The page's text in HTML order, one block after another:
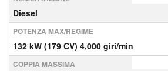
Diesel
POTENZA MAX/REGIME
132 kW (179 CV) 4,000 giri/min
COPPIA MASSIMA